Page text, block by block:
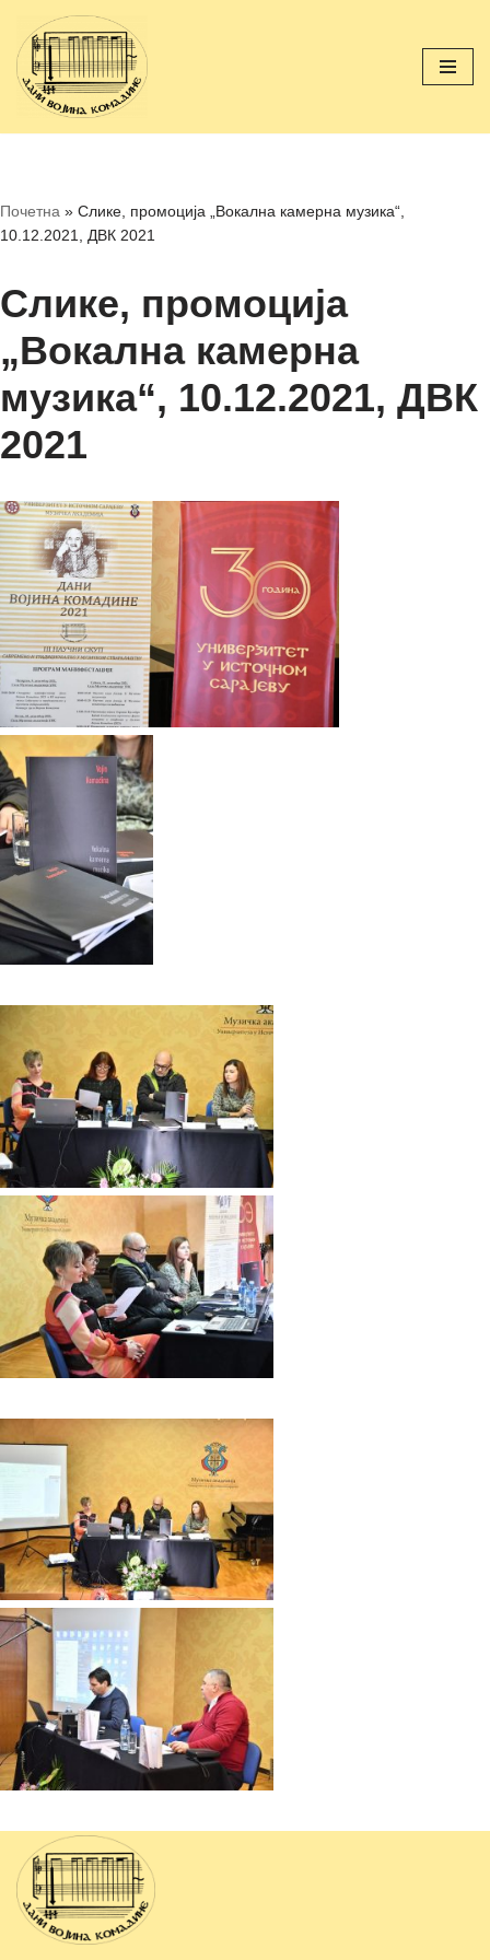
Скочи
на
садржај
Почетна » Слике, промоција „Вокална камерна музика“,
10.12.2021, ДВК 2021
Слике, промоција
„Вокална камерна
музика“, 10.12.2021, ДВК
2021